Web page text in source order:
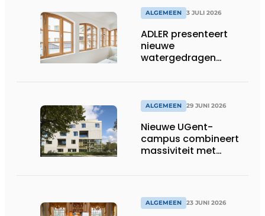
ALGEMEEN 3 JULI 2026
ADLER presenteert
nieuwe
watergedragen
ALGEMEEN 29 JUNI 2026
Nieuwe UGent-
campus combineert
massiviteit met
ALGEMEEN 23 JUNI 2026